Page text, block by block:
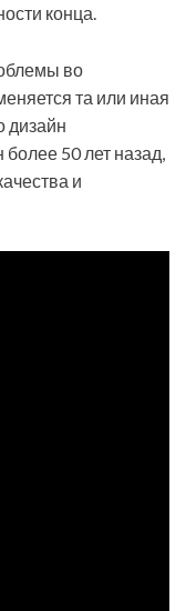
конца.
во
та или иная
дизайн
50 лет назад,
и